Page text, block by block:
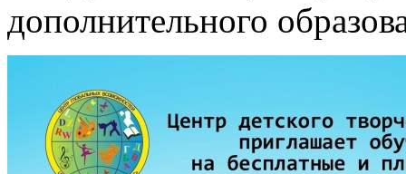
дополнительного